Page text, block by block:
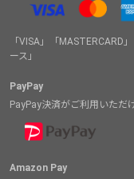
「VISA」「MASTERCARD
ース」
PayPay
PayPay決済がご利用いただ
Amazon Pay